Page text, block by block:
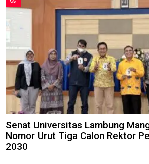
Senat Universitas Lambung
Nomor Urut Tiga Calon Rektor
2030